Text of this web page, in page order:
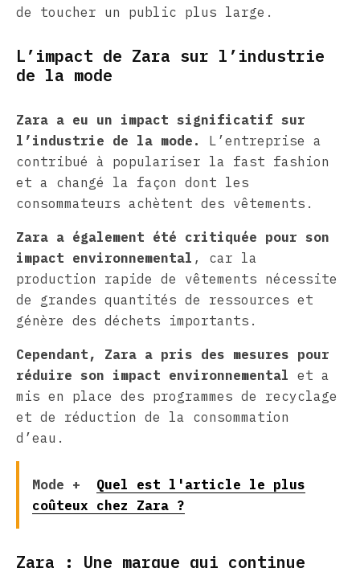
de toucher un public plus large.
L’impact de Zara sur l’industrie
de la mode
Zara a eu un impact significatif sur
l’industrie de la mode.
L’entreprise a
contribué à populariser la fast fashion
et a changé la façon dont les
consommateurs achètent des vêtements.
Zara a également été critiquée pour son
impact environnemental , car la
production rapide de vêtements nécessite
de grandes quantités de ressources et
génère des déchets importants.
Cependant, Zara a pris des mesures pour
réduire son impact environnemental et a
mis en place des programmes de recyclage
et de réduction de la consommation
d’eau.
Mode +
Quel est l'article le plus
coûteux chez Zara ?
Zara : Une marque qui continue